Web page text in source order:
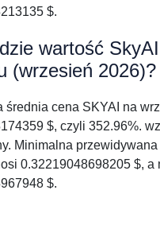
$.
wartość
(wrzesień 2026)?
średnia cena SKYAI na
$, czyli 352.96%.
Minimalna
0.32219048698205 $, a
$.